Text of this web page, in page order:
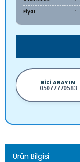
Fiyat
BIZI ARAYIN
05077770583
Ürün Bilgisi